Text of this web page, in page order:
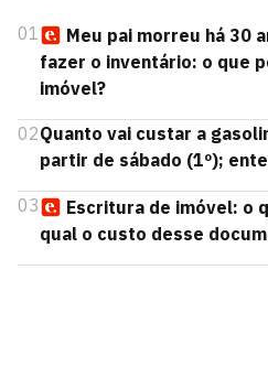
01
Meu pai morreu há 30
fazer o inventário: o que
imóvel?
02Quanto vai custar a
partir de sábado (1º);
03
Escritura de imóvel: o
qual o custo desse